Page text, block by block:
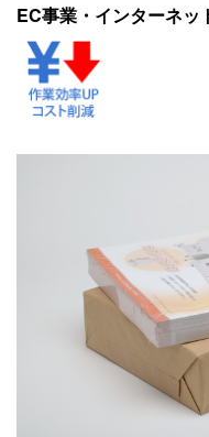
EC事業・インターネッ